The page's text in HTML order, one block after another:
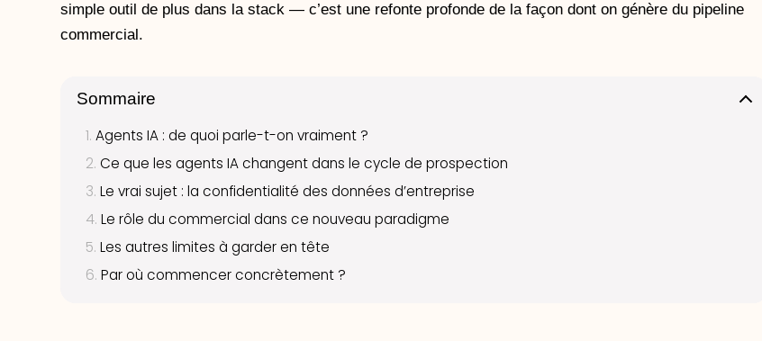
simple outil de plus dans la stack — c’est une refonte profonde de la façon dont on génère du pipeline
commercial.
Sommaire
Agents IA : de quoi parle-t-on vraiment ?
Ce que les agents IA changent dans le cycle de prospection
Le vrai sujet : la confidentialité des données d’entreprise
Le rôle du commercial dans ce nouveau paradigme
Les autres limites à garder en tête
Par où commencer concrètement ?